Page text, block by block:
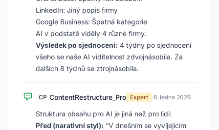
LinkedIn: Jiný popis firmy
Google Business: Špatná kategorie
AI v podstatě viděly 4 různé firmy.
Výsledek po sjednocení: 4 týdny po sjednocení
všeho se naše AI viditelnost zdvojnásobila. Za
dalších 8 týdnů se ztrojnásobila.
CP ContentRestructure_Pro Expert ·6. ledna 2026
Struktura obsahu pro AI je jiná než pro lidi:
Před (narativní styl): “V dnešním se vyvíjejícím